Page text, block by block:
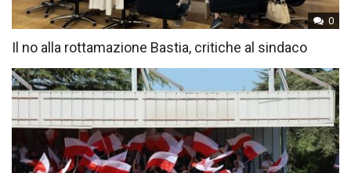
0
Il no alla rottamazione Bastia, critiche al sindaco